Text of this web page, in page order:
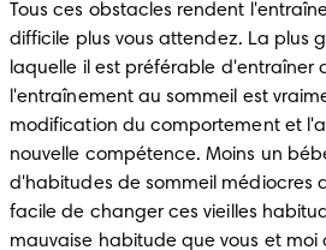
Tous ces obstacles rendent
difficile plus vous attendez. La plus
laquelle il est préférable d'entraîner
l'entraînement au sommeil est
modification du comportement et
nouvelle compétence. Moins un
d'habitudes de sommeil médiocres
facile de changer ces vieilles
mauvaise habitude que vous et moi